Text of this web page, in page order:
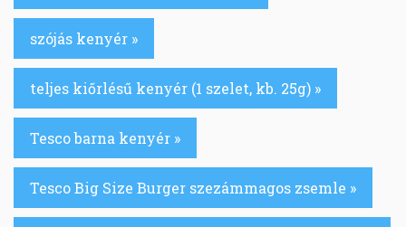
szójás kenyér »
teljes kiőrlésű kenyér (1 szelet, kb. 25g) »
Tesco barna kenyér »
Tesco Big Size Burger szezámmagos zsemle »